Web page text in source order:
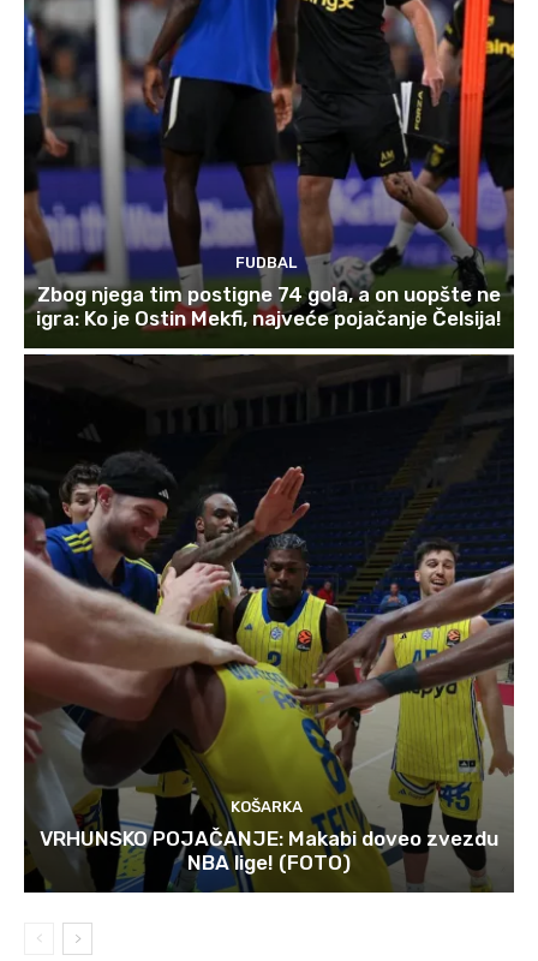
FUDBAL
Zbog njega tim postigne 74 gola, a on uopšte ne
igra: Ko je Ostin Mekfi, najveće pojačanje Čelsija!
KOŠARKA
VRHUNSKO POJAČANJE: Makabi doveo zvezdu
NBA lige! (FOTO)